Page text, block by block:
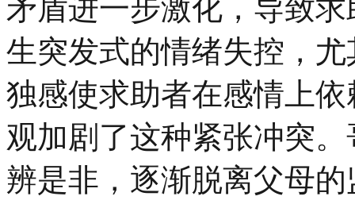
矛盾进一步激化，导致
生突发式的情绪失控，
独感使求助者在感情上
观加剧了这种紧张冲突
辨是非，逐渐脱离父母